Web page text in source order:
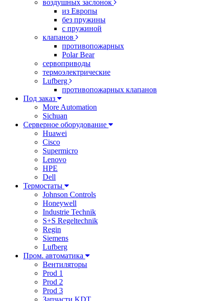
воздушных заслонок
из Европы
без пружины
с пружиной
клапанов
противопожарных
Polar Bear
сервоприводы
термоэлектрические
Lufberg
противопожарных клапанов
Под заказ
More Automation
Sichuan
Серверное оборудование
Huawei
Cisco
Supermicro
Lenovo
HPE
Dell
Термостаты
Johnson Controls
Honeywell
Industrie Technik
S+S Regeltechnik
Regin
Siemens
Lufberg
Пром. автоматика
Вентиляторы
Prod 1
Prod 2
Prod 3
Запчасти KDT